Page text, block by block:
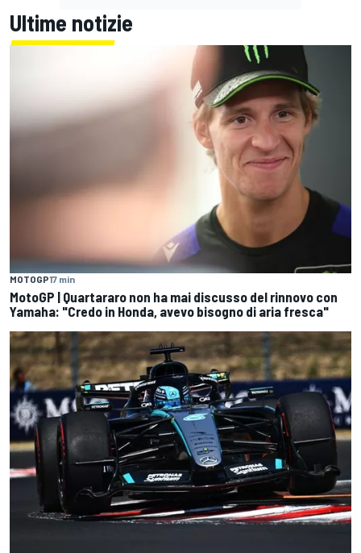
Ultime notizie
MOTOGP17 min
MotoGP | Quartararo non ha mai discusso del rinnovo con
Yamaha: "Credo in Honda, avevo bisogno di aria fresca"